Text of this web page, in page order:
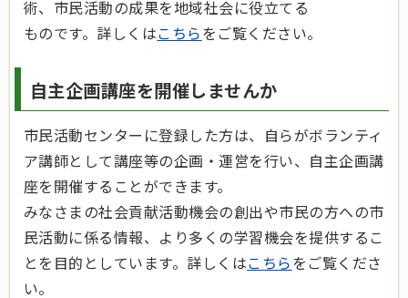
術、市民活動の成果を地域社会に役立てる
ものです。詳しくはこちらをご覧ください。
自主企画講座を開催しませんか
市民活動センターに登録した方は、自らがボランティ
ア講師として講座等の企画・運営を行い、自主企画講
座を開催することができます。
みなさまの社会貢献活動機会の創出や市民の方への市
民活動に係る情報、より多くの学習機会を提供するこ
とを目的としています。詳しくはこちらをご覧くださ
い。